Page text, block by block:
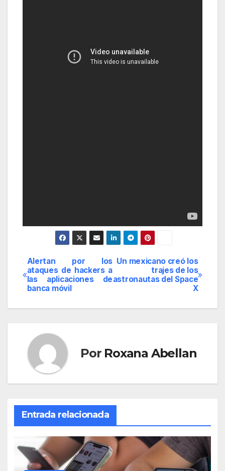
Navegación
de
entradas
Un mexicano creó los
trajes de los
astronautas del Space
X
Alertan por los
ataques de hackers a
las aplicaciones de
banca móvil
Por Roxana Abellan
Entrada relacionada